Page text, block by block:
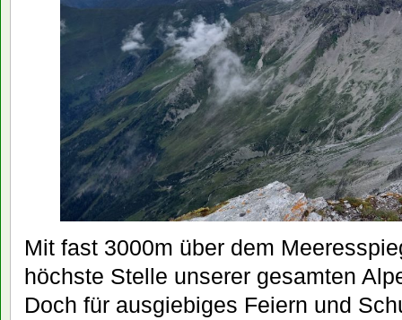
Mit fast 3000m über dem
höchste Stelle unserer gesamten
Doch für ausgiebiges Feiern und